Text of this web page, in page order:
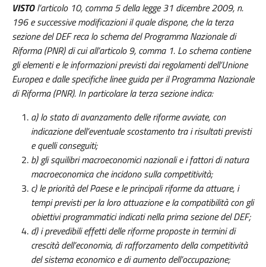
VISTOl’articolo 10, comma 5 della legge 31 dicembre 2009, n.
196 e successive modificazioni il quale dispone, che la terza
sezione del DEF reca lo schema del Programma Nazionale di
Riforma (PNR) di cui all’articolo 9, comma 1. Lo schema contiene
gli elementi e le informazioni previsti dai regolamenti dell’Unione
Europea e dalle specifiche linee guida per il Programma Nazionale
di Riforma (PNR). In particolare la terza sezione indica:
a) lo stato di avanzamento delle riforme avviate, con
indicazione dell’eventuale scostamento tra i risultati previsti
e quelli conseguiti;
b) gli squilibri macroeconomici nazionali e i fattori di natura
macroeconomica che incidono sulla competitività;
c) le priorità del Paese e le principali riforme da attuare, i
tempi previsti per la loro attuazione e la compatibilità con gli
obiettivi programmatici indicati nella prima sezione del DEF;
d) i prevedibili effetti delle riforme proposte in termini di
crescità dell’economia, di rafforzamento della competitività
del sistema economico e di aumento dell’occupazione;